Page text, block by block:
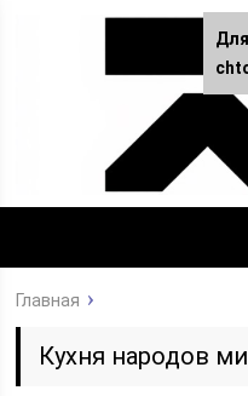
Главная
Кухня народов